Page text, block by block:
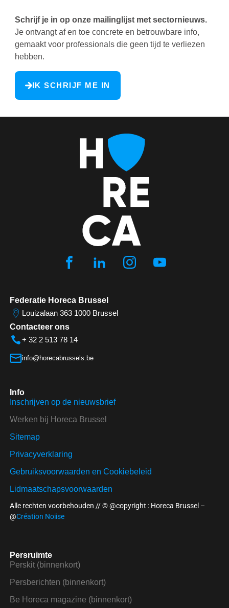
Schrijf je in op onze mailinglijst met sectornieuws.
Je ontvangt af en toe concrete en betrouwbare info,
gemaakt voor professionals die geen tijd te verliezen
hebben.
IK SCHRIJF ME IN
Federatie Horeca Brussel
Louizalaan 363 1000 Brussel
Contacteer ons
+ 32 2 513 78 14
info@horecabrussels.be
Persruimte
Perskit (binnenkort)
Persberichten (binnenkort)
Be Horeca magazine (binnenkort)
Info
Inschrijven op de nieuwsbrief
Werken bij Horeca Brussel
Sitemap
Privacyverklaring
Gebruiksvoorwaarden en Cookiebeleid
Lidmaatschapsvoorwaarden
Alle rechten voorbehouden // © @copyright : Horeca Brussel –
@Création Noiise